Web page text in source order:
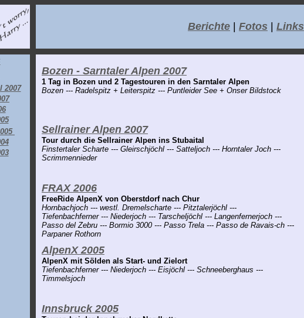
Berichte Fotos Links
2007
Bozen - Sarntaler Alpen 2007
1 Tag in Bozen und 2 Tagestouren in den Sarntaler Alpen
Bozen --- Radelspitz + Leiterspitz --- Puntleider See + Onser Bildstock
Sellrainer Alpen 2007
Tour durch die Sellrainer Alpen ins Stubaital
Finstertaler Scharte --- Gleirschjöchl --- Satteljoch --- Horntaler Joch ---
Scrimmennieder
FRAX 2006
FreeRide AlpenX von Oberstdorf nach Chur
Hornbachjoch --- westl. Dremelscharte --- Pitztalerjöchl ---
Tiefenbachferner --- Niederjoch --- Tarscheljöchl --- Langenfernerjoch ---
Passo del Zebru --- Bormio 3000 --- Passo Trela --- Passo de Ravais-ch ---
Parpaner Rothorn
AlpenX 2005
AlpenX mit Sölden als Start- und Zielort
Tiefenbachferner --- Niederjoch --- Eisjöchl --- Schneeberghaus ---
Timmelsjoch
Innsbruck 2005